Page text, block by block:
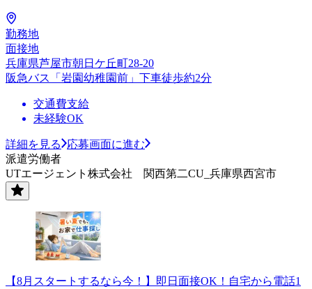
勤務地
面接地
兵庫県芦屋市朝日ケ丘町28-20
阪急バス「岩園幼稚園前」下車徒歩約2分
交通費支給
未経験OK
詳細を見る
応募画面に進む
派遣労働者
UTエージェント株式会社 関西第二CU_兵庫県西宮市
【8月スタートするなら今！】即日面接OK！自宅から電話1